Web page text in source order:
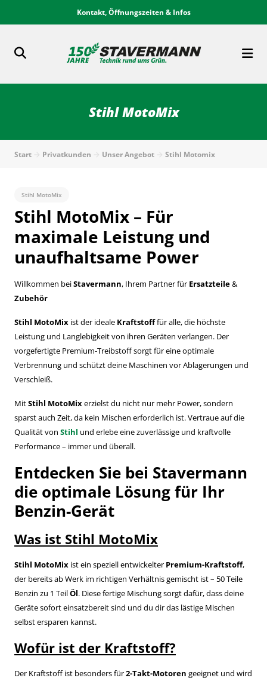
Kontakt, Öffnungszeiten & Infos
Stihl MotoMix
Start Privatkunden Unser Angebot Stihl Motomix
Stihl MotoMix
Stihl MotoMix – Für
maximale Leistung und
unaufhaltsame Power
Willkommen beiStavermann, Ihrem Partner für Ersatzteile&
Zubehör
Stihl MotoMix ist der ideale Kraftstofffür alle, die höchste
Leistung und Langlebigkeit von ihren Geräten verlangen. Der
vorgefertigte Premium-Treibstoff sorgt für eine optimale
Verbrennung und schützt deine Maschinen vor Ablagerungen und
Verschleiß.
MitStihl MotoMixerzielst du nicht nur mehr Power, sondern
sparst auch Zeit, da kein Mischen erforderlich ist. Vertraue auf die
Qualität von Stihl und erlebe eine zuverlässige und kraftvolle
Performance – immer und überall.
Entdecken Sie bei Stavermann
die optimale Lösung für Ihr
Benzin-Gerät
Was ist Stihl MotoMix
Stihl MotoMix ist ein speziell entwickelter Premium-Kraftstoff,
der bereits ab Werk im richtigen Verhältnis gemischt ist – 50 Teile
Benzin zu 1 TeilÖl. Diese fertige Mischung sorgt dafür, dass deine
Geräte sofort einsatzbereit sind und du dir das lästige Mischen
selbst ersparen kannst.
Wofür ist der Kraftstoff?
Der Kraftstoff ist besonders für2-Takt-Motoren geeignet und wird